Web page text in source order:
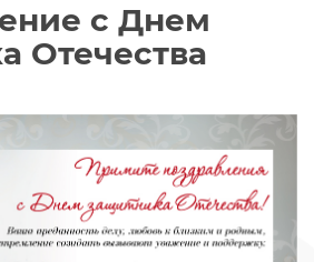
с Днем
Отечества